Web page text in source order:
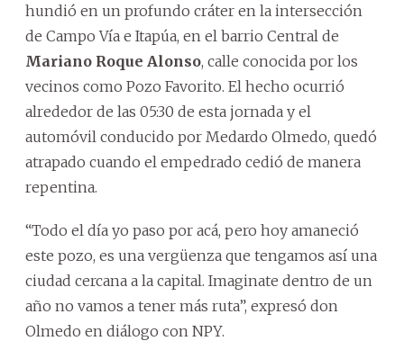
hundió en un profundo cráter en la intersección
de Campo Vía e Itapúa, en el barrio Central de
Mariano Roque Alonso, calle conocida por los
vecinos como Pozo Favorito. El hecho ocurrió
alrededor de las 05:30 de esta jornada y el
automóvil conducido por Medardo Olmedo, quedó
atrapado cuando el empedrado cedió de manera
repentina.
“Todo el día yo paso por acá, pero hoy amaneció
este pozo, es una vergüenza que tengamos así una
ciudad cercana a la capital. Imaginate dentro de un
año no vamos a tener más ruta”, expresó don
Olmedo en diálogo con NPY.